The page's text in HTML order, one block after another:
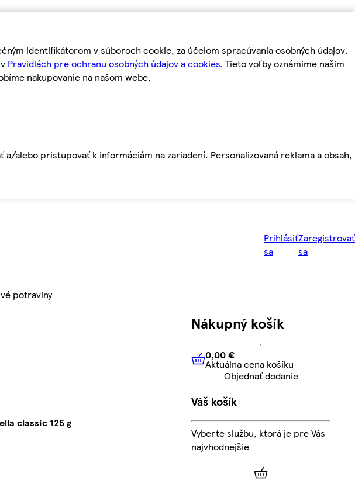
identifikátorom v súboroch cookie, za účelom spracúvania osobných údajov.
Pravidlách pre ochranu osobných údajov a cookies. Tieto voľby oznámime našim
nakupovanie na našom webe.
alebo pristupovať k informáciám na zariadení. Personalizovaná reklama a obsah,
Prihlásiť
sa
Zaregistrovať
sa
potraviny
classic 125 g
Nákupný košík
0,00 € Aktuálna cena košíku
0,00 €
Aktuálna cena košíku
Objednať dodanie
Váš košík
Vyberte službu, ktorá je pre Vás
najvhodnejšie